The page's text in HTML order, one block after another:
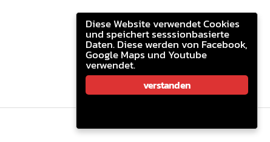
Diese Website verwendet Cookies
und speichert sesssionbasierte
Daten. Diese werden von Facebook,
Google Maps und Youtube
verwendet.
verstanden